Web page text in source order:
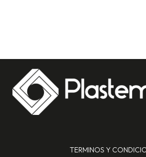
TERMINOS Y